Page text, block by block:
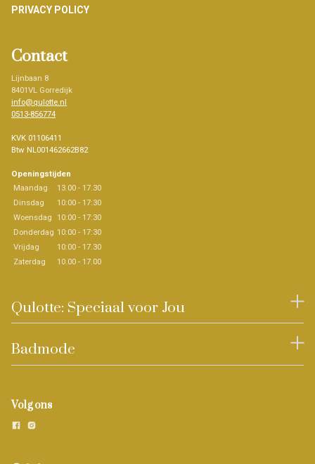
PRIVACY POLICY
Contact
Lijnbaan 8
8401VL Gorredijk
info@qulotte.nl
0513-856774
KVK 01106411
Btw NL001462662B82
Openingstijden
Maandag
13.00 - 17.30
Dinsdag
10:00 - 17:30
Woensdag 10:00 - 17:30
Donderdag 10:00 - 17:30
Vrijdag
10:00 - 17.30
Zaterdag
10.00 - 17.00
Qulotte: Speciaal voor Jou
Badmode
Volg ons